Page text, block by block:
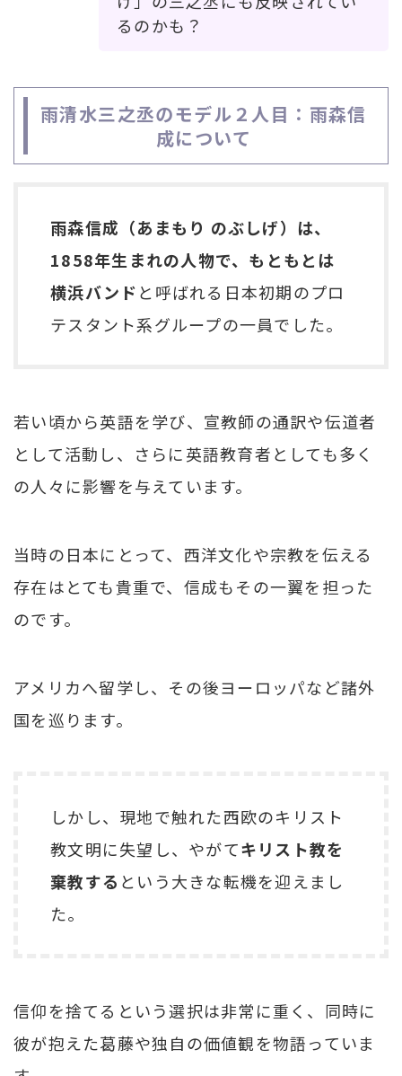
るのかも？
雨清水三之丞のモデル２人目：雨森信
成について
雨森信成（あまもり のぶしげ）は、
1858年生まれの人物で、もともとは
横浜バンドと呼ばれる日本初期のプロ
テスタント系グループの一員でした。
若い頃から英語を学び、宣教師の通訳や伝道者
として活動し、さらに英語教育者としても多く
の人々に影響を与えています。
当時の日本にとって、西洋文化や宗教を伝える
存在はとても貴重で、信成もその一翼を担った
のです。
アメリカへ留学し、その後ヨーロッパなど諸外
国を巡ります。
しかし、現地で触れた西欧のキリスト
教文明に失望し、やがてキリスト教を
棄教する という大きな転機を迎えまし
た。
信仰を捨てるという選択は非常に重く、同時に
彼が抱えた葛藤や独自の価値観を物語っていま